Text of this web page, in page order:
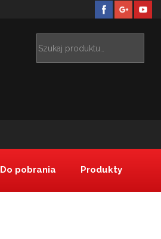
Do pobrania Produkty